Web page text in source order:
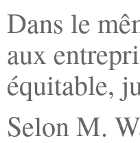
Dans le
aux
équitable,
Selon M.